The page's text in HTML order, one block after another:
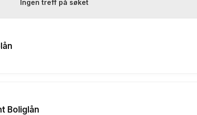
nedbetalingstid 25 år, Kostnad: 2 241 849 kr totalpris:
Ingen treff på søket
Boliglån